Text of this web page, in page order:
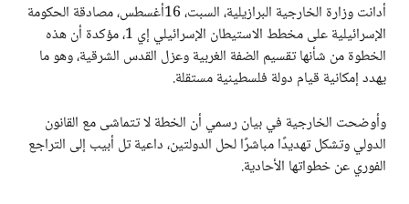
أدانت وزارة الخارجية البرازيلية، السبت، 16أغسطس، مصادقة الحكومة
الإسرائيلية على مخطط الاستيطان الإسرائيلي إي 1، مؤكدة أن هذه
الخطوة من شأنها تقسيم الضفة الغربية وعزل القدس الشرقية، وهو ما
يهدد إمكانية قيام دولة فلسطينية مستقلة.
وأوضحت الخارجية في بيان رسمي أن الخطة لا تتماشى مع القانون
الدولي وتشكل تهديدًا مباشرًا لحل الدولتين، داعية تل أبيب إلى التراجع
الفوري عن خطواتها الأحادية.